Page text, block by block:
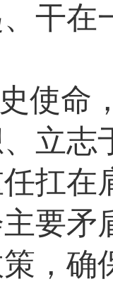
干在
命
立志
扛
要矛
，确